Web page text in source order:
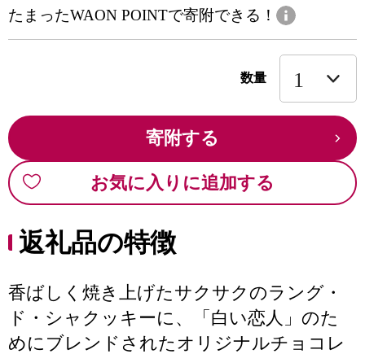
たまったWAON POINTで寄附できる！
数量
寄附する
お気に入りに追加する
返礼品の特徴
香ばしく焼き上げたサクサクのラング・
ド・シャクッキーに、「白い恋人」のた
めにブレンドされたオリジナルチョコレ